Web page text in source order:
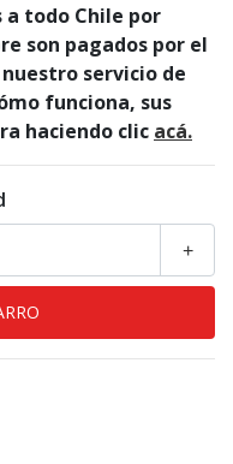
a todo Chile por
son pagados por el
servicio de
funciona, sus
haciendo clic acá.
+